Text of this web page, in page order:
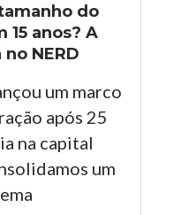
do
anos? A
NERD
um marco
após 25
na capital
um